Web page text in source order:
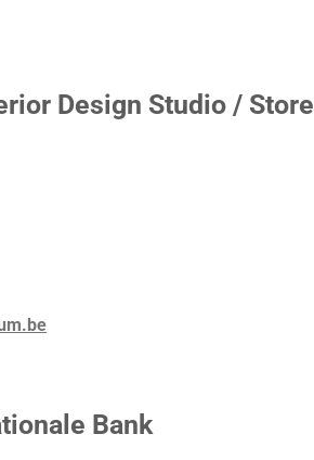
Design Studio / Store
Bank